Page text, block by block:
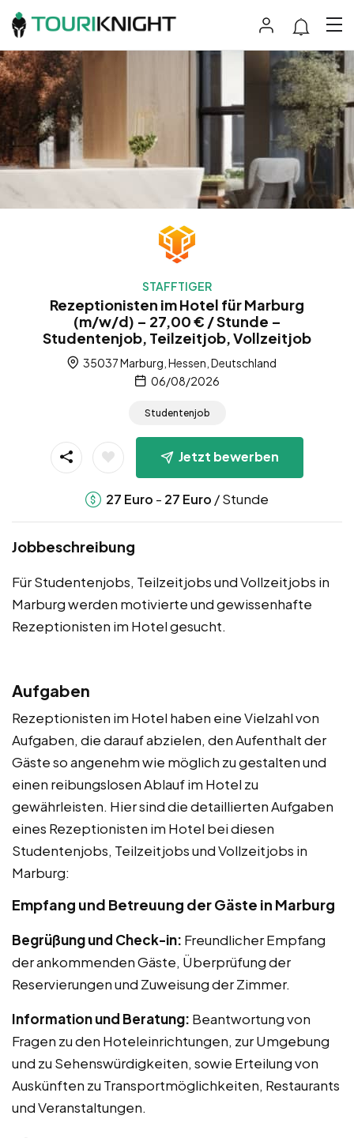
STAFFTIGER
Rezeptionisten im Hotel für Marburg
(m/w/d) – 27,00 € / Stunde –
Studentenjob, Teilzeitjob, Vollzeitjob
35037 Marburg, Hessen, Deutschland
06/08/2026
Studentenjob
Jetzt bewerben
27 Euro - 27 Euro / Stunde
Jobbeschreibung
Für Studentenjobs, Teilzeitjobs und Vollzeitjobs in
Marburg werden motivierte und gewissenhafte
Rezeptionisten im Hotel gesucht.
Aufgaben
Rezeptionisten im Hotel haben eine Vielzahl von
Aufgaben, die darauf abzielen, den Aufenthalt der
Gäste so angenehm wie möglich zu gestalten und
einen reibungslosen Ablauf im Hotel zu
gewährleisten. Hier sind die detaillierten Aufgaben
eines Rezeptionisten im Hotel bei diesen
Studentenjobs, Teilzeitjobs und Vollzeitjobs in
Marburg:
Empfang und Betreuung der Gäste in Marburg
Begrüßung und Check-in: Freundlicher Empfang
der ankommenden Gäste, Überprüfung der
Reservierungen und Zuweisung der Zimmer.
Information und Beratung: Beantwortung von
Fragen zu den Hoteleinrichtungen, zur Umgebung
und zu Sehenswürdigkeiten, sowie Erteilung von
Auskünften zu Transportmöglichkeiten, Restaurants
und Veranstaltungen.